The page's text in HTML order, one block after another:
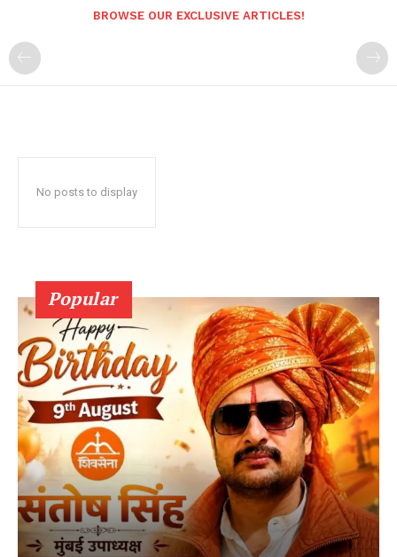
BROWSE OUR EXCLUSIVE ARTICLES!
No posts to display
Popular